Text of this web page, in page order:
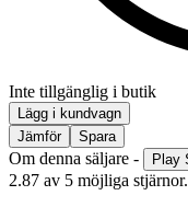
Inte tillgänglig i butik
Lägg i kundvagn
Jämför
Spara
Om denna säljare - Play
2.87 av 5 möjliga stjärnor.